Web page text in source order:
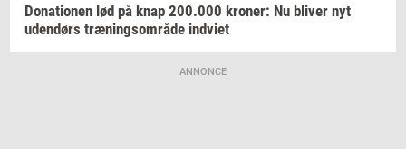
Do­na­tio­nen lød på knap 200.000 kro­ner: Nu bli­ver nyt
uden­dørs træ­nings­om­rå­de ind­vi­et
ANNONCE